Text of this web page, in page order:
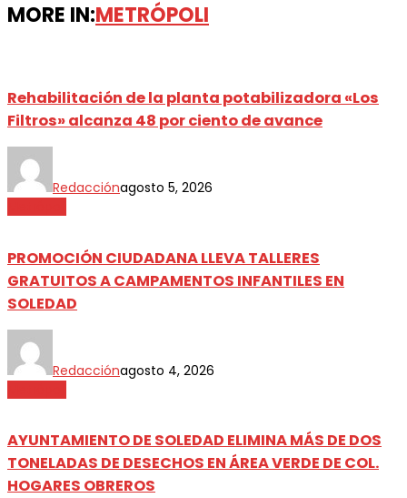
MORE IN:METRÓPOLI
Rehabilitación de la planta potabilizadora «Los
Filtros» alcanza 48 por ciento de avance
Redacciónagosto 5, 2026
PROMOCIÓN CIUDADANA LLEVA TALLERES
GRATUITOS A CAMPAMENTOS INFANTILES EN
SOLEDAD
Redacciónagosto 4, 2026
AYUNTAMIENTO DE SOLEDAD ELIMINA MÁS DE DOS
TONELADAS DE DESECHOS EN ÁREA VERDE DE COL.
HOGARES OBREROS